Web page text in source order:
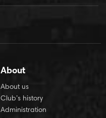
About
About us
Club’s history
Administration